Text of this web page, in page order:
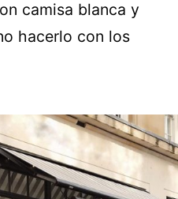
camisa blanca y
hacerlo con los